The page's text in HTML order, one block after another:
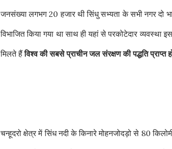
जनसंख्या लगभग 20 हजार थी सिंधु सभ्यता के सभी नगर दो
विभाजित किया गया था साथ ही यहां से परकोटेदार व्यवस्था
मिलते हैंविश्व की सबसे प्राचीन जल संरक्षण की पद्धति प्राप्त
चन्हूदरो क्षेत्र में सिंध नदी के किनारे मोहनजोदड़ो से 80